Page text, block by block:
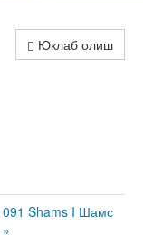
Юклаб олиш
091 Shams I Шамс
»